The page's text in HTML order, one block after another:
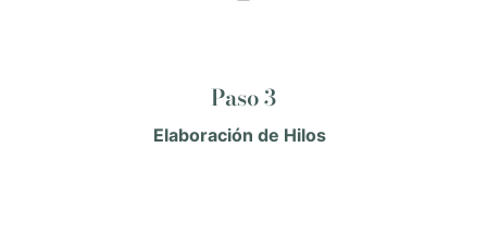
Paso 3
Elaboración de Hilos